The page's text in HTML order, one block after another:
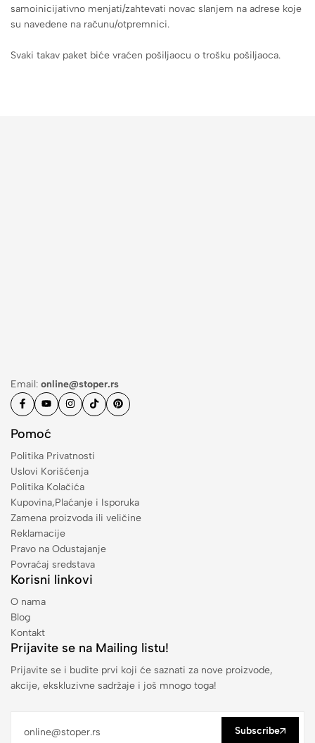
samoinicijativno menjati/zahtevati novac slanjem na adrese koje
su navedene na računu/otpremnici.
Svaki takav paket biće vraćen pošiljaocu o trošku pošiljaoca.
Email: online@stoper.rs
Pomoć
Politika Privatnosti
Uslovi Korišćenja
Politika Kolačića
Kupovina,Plaćanje i Isporuka
Zamena proizvoda ili veličine
Reklamacije
Pravo na Odustajanje
Povraćaj sredstava
Korisni linkovi
O nama
Blog
Kontakt
Prijavite se na Mailing listu!
Prijavite se i budite prvi koji će saznati za nove proizvode,
akcije, ekskluzivne sadržaje i još mnogo toga!
Subscribe